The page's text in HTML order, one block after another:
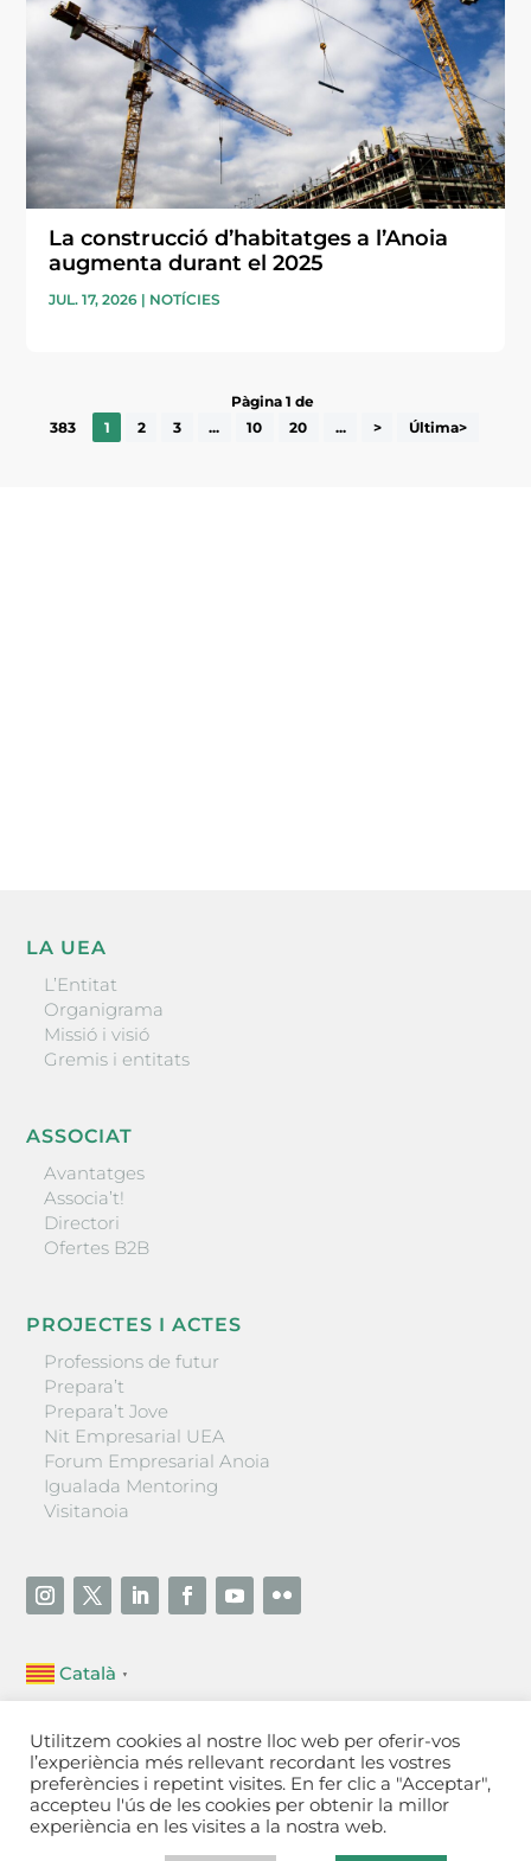
La construcció d’habitatges a l’Anoia
augmenta durant el 2025
JUL. 17, 2026 | NOTÍCIES
Pàgina 1 de
383
1 2 3 ... 10 20 ... > Última>
LA UEA
L’Entitat
Organigrama
Missió i visió
Gremis i entitats
ASSOCIAT
Avantatges
Associa’t!
Directori
Ofertes B2B
PROJECTES I ACTES
Professions de futur
Prepara’t
Prepara’t Jove
Nit Empresarial UEA
Forum Empresarial Anoia
Igualada Mentoring
Visitanoia
Català ▼
Unió Empresarial de l’Anoia (UEA)
Ctra. de Manresa, 131, 08700 – Igualada(Barcelona)
Tel 93 805 22 92
Contactar
Utilitzem cookies al nostre lloc web per oferir-vos
l’experiència més rellevant recordant les vostres
preferències i repetint visites. En fer clic a "Acceptar",
accepteu l'ús de les cookies per obtenir la millor
experiència en les visites a la nostra web.